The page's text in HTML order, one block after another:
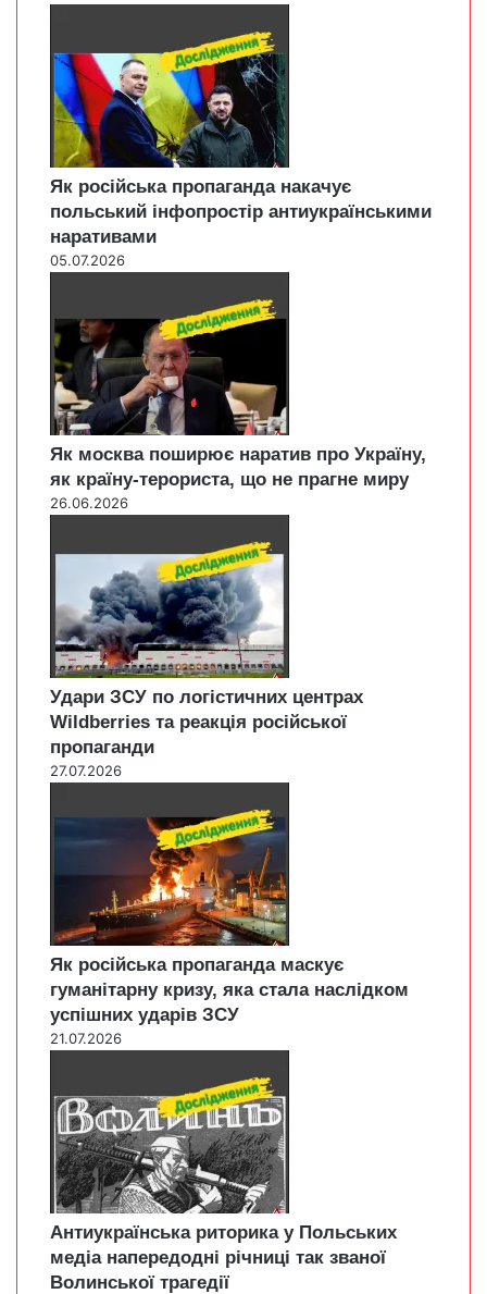
Як російська пропаганда накачує
польський інфопростір антиукраїнськими
наративами
05.07.2026
Як москва поширює наратив про Україну,
як країну-терориста, що не прагне миру
26.06.2026
Удари ЗСУ по логістичних центрах
Wildberries та реакція російської
пропаганди
27.07.2026
Як російська пропаганда маскує
гуманітарну кризу, яка стала наслідком
успішних ударів ЗСУ
21.07.2026
Антиукраїнська риторика у Польських
медіа напередодні річниці так званої
Волинської трагедії